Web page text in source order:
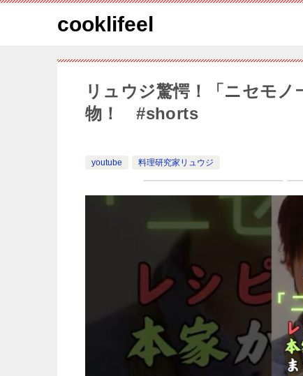
cooklifeel
リュウジ驚愕！「ニセモ
物！ #shorts
youtube 料理研究家リュウジ